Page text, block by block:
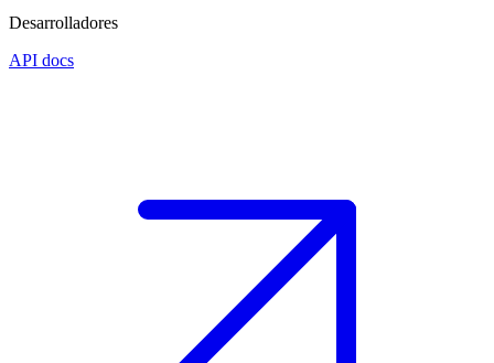
Desarrolladores
API docs